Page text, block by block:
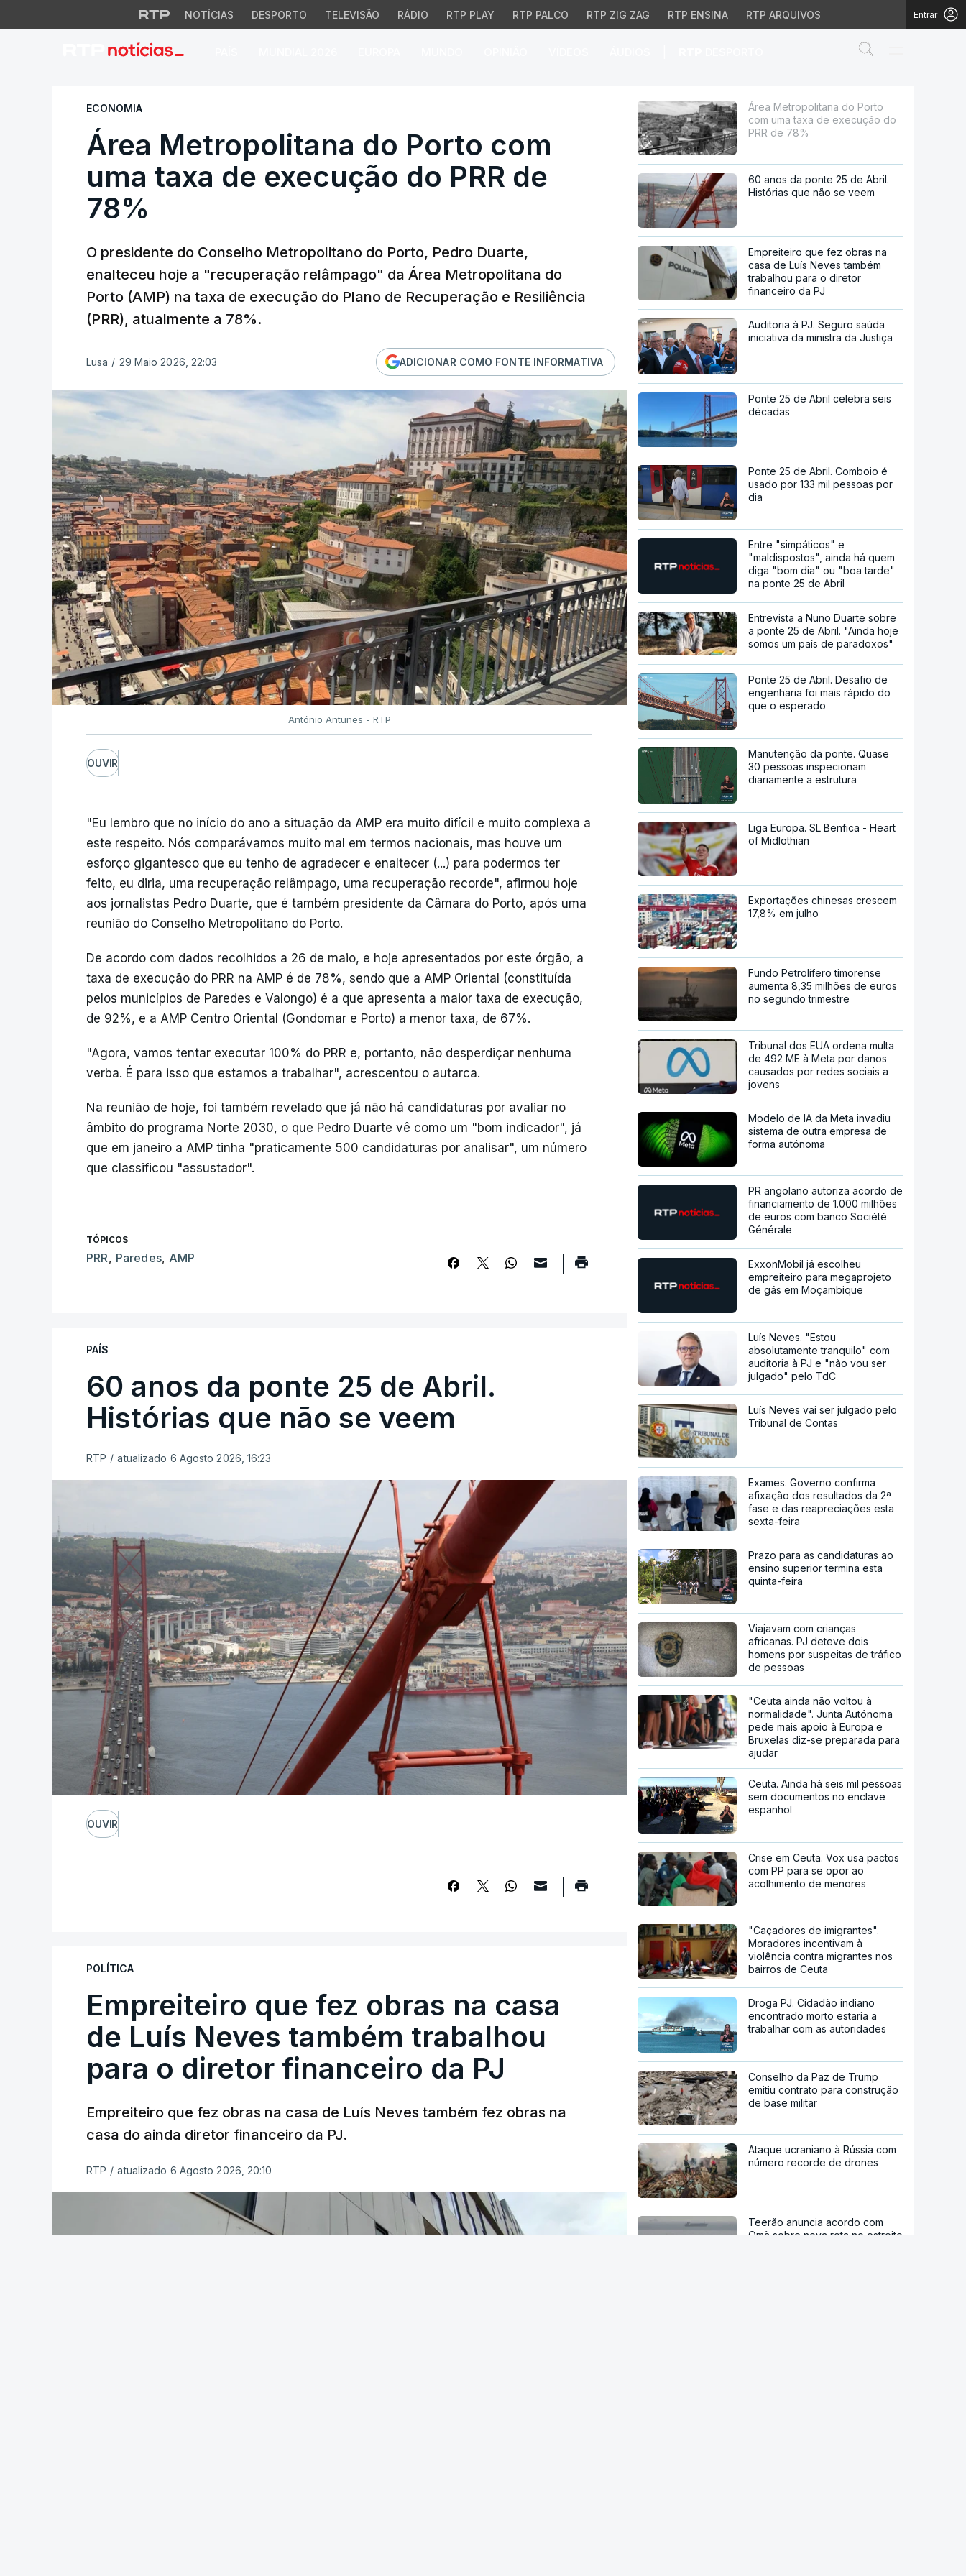
NOTÍCIAS DESPORTO TELEVISÃO RÁDIO RTP PLAY RTP PALCO RTP ZIG ZAG RTP ENSINA RTP ARQUIVOS Entrar
Área Metropolitana do Porto com uma taxa de execução do PRR
ECONOMIA
Área Metropolitana do Porto com
uma taxa de execução do PRR de
78%
O presidente do Conselho Metropolitano do Porto, Pedro Duarte,
enalteceu hoje a "recuperação relâmpago" da Área Metropolitana do
Porto (AMP) na taxa de execução do Plano de Recuperação e Resiliência
(PRR), atualmente a 78%.
Lusa / 29 Maio 2026, 22:03 ADICIONAR COMO FONTE INFORMATIVA
António Antunes - RTP
OUVIR
"Eu lembro que no início do ano a situação da AMP era muito difícil e muito complexa a
este respeito. Nós comparávamos muito mal em termos nacionais, mas houve um
esforço gigantesco que eu tenho de agradecer e enaltecer (...) para podermos ter
feito, eu diria, uma recuperação relâmpago, uma recuperação recorde", afirmou hoje
aos jornalistas Pedro Duarte, que é também presidente da Câmara do Porto, após uma
reunião do Conselho Metropolitano do Porto.
De acordo com dados recolhidos a 26 de maio, e hoje apresentados por este órgão, a
taxa de execução do PRR na AMP é de 78%, sendo que a AMP Oriental (constituída
pelos municípios de Paredes e Valongo) é a que apresenta a maior taxa de execução,
de 92%, e a AMP Centro Oriental (Gondomar e Porto) a menor taxa, de 67%.
"Agora, vamos tentar executar 100% do PRR e, portanto, não desperdiçar nenhuma
verba. É para isso que estamos a trabalhar", acrescentou o autarca.
Na reunião de hoje, foi também revelado que já não há candidaturas por avaliar no
âmbito do programa Norte 2030, o que Pedro Duarte vê como um "bom indicador", já
que em janeiro a AMP tinha "praticamente 500 candidaturas por analisar", um número
que classificou "assustador".
TÓPICOS
PRR, Paredes, AMP
PAÍS
60 anos da ponte 25 de Abril.
Histórias que não se veem
RTP / atualizado 6 Agosto 2026, 16:23
OUVIR
POLÍTICA
Empreiteiro que fez obras na casa
de Luís Neves também trabalhou
para o diretor financeiro da PJ
Empreiteiro que fez obras na casa de Luís Neves também fez obras na
casa do ainda diretor financeiro da PJ.
RTP / atualizado 6 Agosto 2026, 20:10
Área Metropolitana do Porto
com uma taxa de execução do
PRR de 78%
60 anos da ponte 25 de Abril.
Histórias que não se veem
Empreiteiro que fez obras na
casa de Luís Neves também
trabalhou para o diretor
financeiro da PJ
Auditoria à PJ. Seguro saúda
iniciativa da ministra da Justiça
Ponte 25 de Abril celebra seis
décadas
Ponte 25 de Abril. Comboio é
usado por 133 mil pessoas por
dia
Entre "simpáticos" e
"maldispostos", ainda há quem
diga "bom dia" ou "boa tarde"
na ponte 25 de Abril
Entrevista a Nuno Duarte sobre
a ponte 25 de Abril. "Ainda hoje
somos um país de paradoxos"
Ponte 25 de Abril. Desafio de
engenharia foi mais rápido do
que o esperado
Manutenção da ponte. Quase
30 pessoas inspecionam
diariamente a estrutura
Liga Europa. SL Benfica - Heart
of Midlothian
Exportações chinesas crescem
17,8% em julho
Fundo Petrolífero timorense
aumenta 8,35 milhões de euros
no segundo trimestre
Tribunal dos EUA ordena multa
de 492 ME à Meta por danos
causados por redes sociais a
jovens
Modelo de IA da Meta invadiu
sistema de outra empresa de
forma autónoma
PR angolano autoriza acordo de
financiamento de 1.000 milhões
de euros com banco Société
Générale
ExxonMobil já escolheu
empreiteiro para megaprojeto
de gás em Moçambique
Luís Neves. "Estou
absolutamente tranquilo" com
auditoria à PJ e "não vou ser
julgado" pelo TdC
Luís Neves vai ser julgado pelo
Tribunal de Contas
Exames. Governo confirma
afixação dos resultados da 2ª
fase e das reapreciações esta
sexta-feira
Prazo para as candidaturas ao
ensino superior termina esta
quinta-feira
Viajavam com crianças
africanas. PJ deteve dois
homens por suspeitas de tráfico
de pessoas
"Ceuta ainda não voltou à
normalidade". Junta Autónoma
pede mais apoio à Europa e
Bruxelas diz-se preparada para
ajudar
Ceuta. Ainda há seis mil pessoas
sem documentos no enclave
espanhol
Crise em Ceuta. Vox usa pactos
com PP para se opor ao
acolhimento de menores
"Caçadores de imigrantes".
Moradores incentivam à
violência contra migrantes nos
bairros de Ceuta
Droga PJ. Cidadão indiano
encontrado morto estaria a
trabalhar com as autoridades
Conselho da Paz de Trump
emitiu contrato para construção
de base militar
Ataque ucraniano à Rússia com
número recorde de drones
Teerão anuncia acordo com
Omã sobre nova rota no estreito